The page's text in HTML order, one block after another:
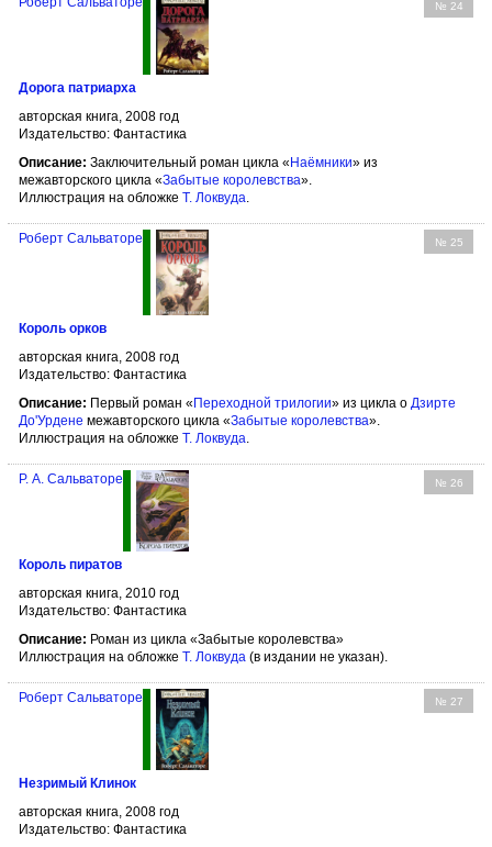
№ 24
Дорога патриарха
авторская книга, 2008 год
Издательство: Фантастика
Описание: Заключительный роман цикла « Наёмники» из
межавторского цикла «Забытые королевства».
Иллюстрация на обложке Т. Локвуда.
№ 25
Роберт Сальваторе
Король орков
авторская книга, 2008 год
Издательство: Фантастика
Описание: Первый роман « Переходной трилогии» из цикла о Дзирте
До'Урдене межавторского цикла «Забытые королевства».
Иллюстрация на обложке Т. Локвуда.
№ 26
Р. А. Сальваторе
Король пиратов
авторская книга, 2010 год
Издательство: Фантастика
Описание: Роман из цикла «Забытые королевства»
Иллюстрация на обложке Т. Локвуда (в издании не указан).
№ 27
Роберт Сальваторе
Незримый Клинок
авторская книга, 2008 год
Издательство: Фантастика